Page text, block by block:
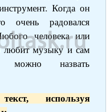
Когда он
радовался
человека или
любит музыку и сам
можно назвать
используя